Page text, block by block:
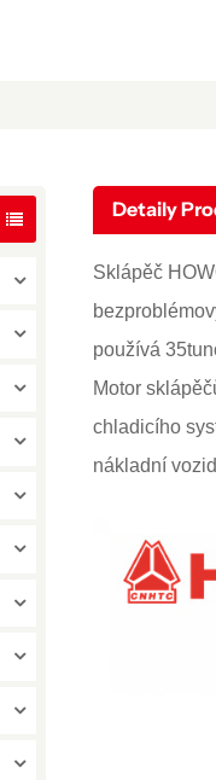
Detaily
Sklápěč
používá
Motor
chladicího
nákladní